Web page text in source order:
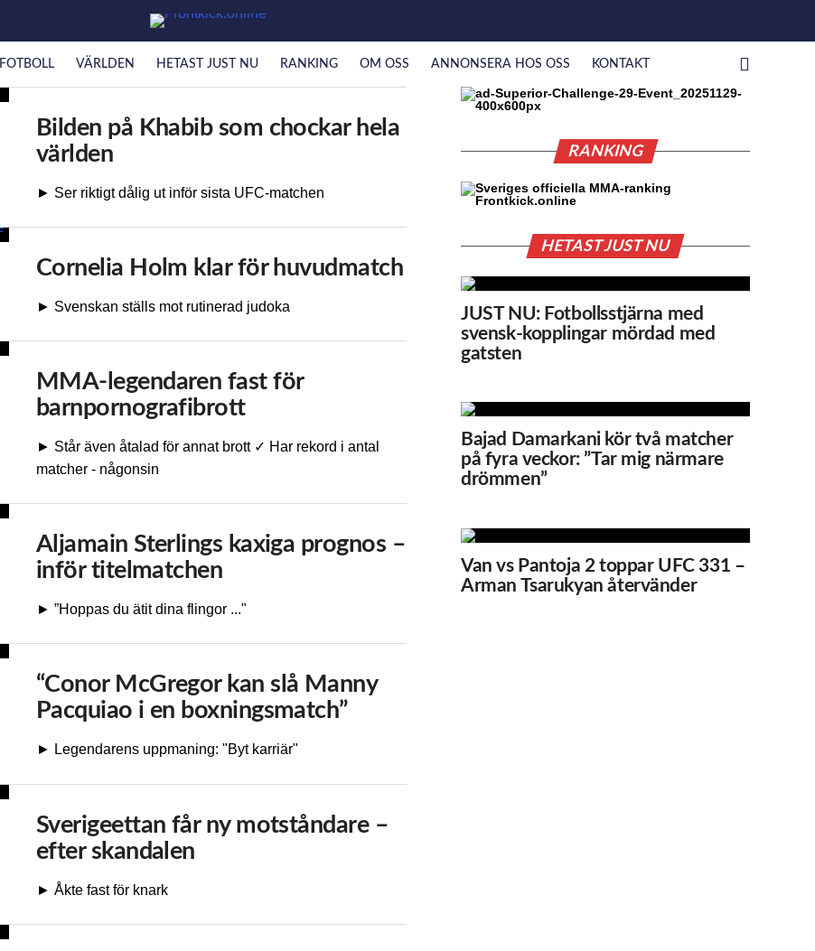
FOTBOLL VÄRLDEN HETAST JUST NU RANKING OM OSS ANNONSERA HOS OSS KONTAKT
Bilden på Khabib som chockar hela
världen
► Ser riktigt dålig ut inför sista UFC-matchen
Cornelia Holm klar för huvudmatch
► Svenskan ställs mot rutinerad judoka
MMA-legendaren fast för
barnpornografibrott
► Står även åtalad för annat brott ✓ Har rekord i antal
matcher - någonsin
Aljamain Sterlings kaxiga prognos –
inför titelmatchen
► ”Hoppas du ätit dina flingor ..."
“Conor McGregor kan slå Manny
Pacquiao i en boxningsmatch”
► Legendarens uppmaning: "Byt karriär"
Sverigeettan får ny motståndare –
efter skandalen
► Åkte fast för knark
RANKING
HETAST JUST NU
JUST NU: Fotbollsstjärna med
svensk-kopplingar mördad med
gatsten
Bajad Damarkani kör två matcher
på fyra veckor: ”Tar mig närmare
drömmen”
Van vs Pantoja 2 toppar UFC 331 –
Arman Tsarukyan återvänder